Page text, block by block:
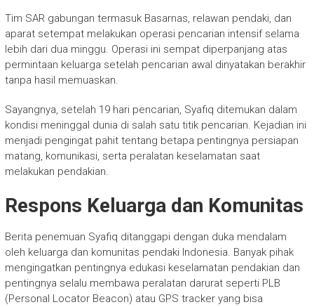
Tim SAR gabungan termasuk Basarnas, relawan pendaki, dan
aparat setempat melakukan operasi pencarian intensif selama
lebih dari dua minggu. Operasi ini sempat diperpanjang atas
permintaan keluarga setelah pencarian awal dinyatakan berakhir
tanpa hasil memuaskan.
Sayangnya, setelah 19 hari pencarian, Syafiq ditemukan dalam
kondisi meninggal dunia di salah satu titik pencarian. Kejadian ini
menjadi pengingat pahit tentang betapa pentingnya persiapan
matang, komunikasi, serta peralatan keselamatan saat
melakukan pendakian.
Respons Keluarga dan Komunitas
Berita penemuan Syafiq ditanggapi dengan duka mendalam
oleh keluarga dan komunitas pendaki Indonesia. Banyak pihak
mengingatkan pentingnya edukasi keselamatan pendakian dan
pentingnya selalu membawa peralatan darurat seperti PLB
(Personal Locator Beacon) atau GPS tracker yang bisa